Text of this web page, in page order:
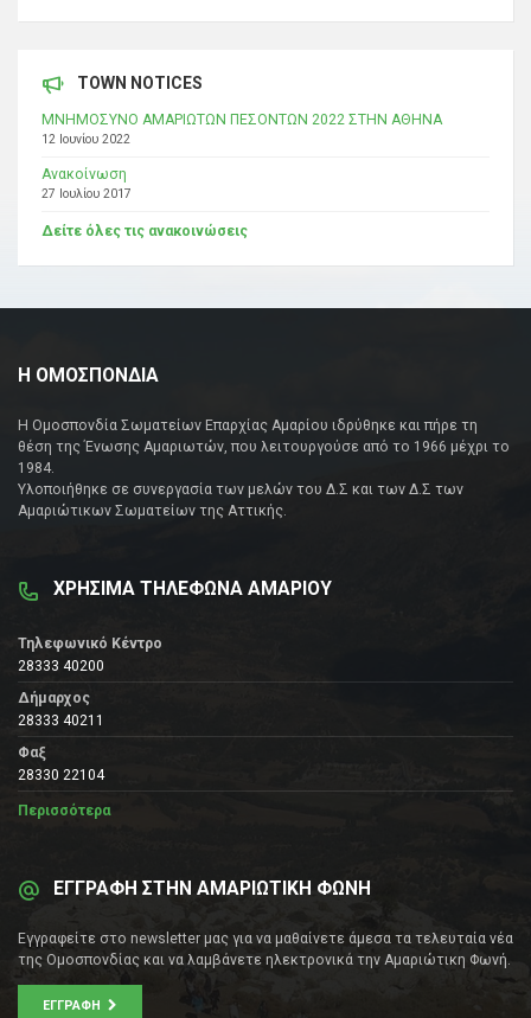
TOWN NOTICES
ΜΝΗΜΟΣΥΝΟ ΑΜΑΡΙΩΤΩΝ ΠΕΣΟΝΤΩΝ 2022 ΣΤΗΝ ΑΘΗΝΑ
12 Ιουνίου 2022
Ανακοίνωση
27 Ιουλίου 2017
Δείτε όλες τις ανακοινώσεις
Η ΟΜΟΣΠΟΝΔΙΑ
Η Ομοσπονδία Σωματείων Επαρχίας Αμαρίου ιδρύθηκε και πήρε τη
θέση της Ένωσης Αμαριωτών, που λειτουργούσε από το 1966 μέχρι το
1984.
Υλοποιήθηκε σε συνεργασία των μελών του Δ.Σ και των Δ.Σ των
Αμαριώτικων Σωματείων της Αττικής.
ΧΡΗΣΙΜΑ ΤΗΛΕΦΩΝΑ ΑΜΑΡΙΟΥ
Τηλεφωνικό Κέντρο
28333 40200
Δήμαρχος
28333 40211
Φαξ
28330 22104
Περισσότερα
ΕΓΓΡΑΦΗ ΣΤΗΝ ΑΜΑΡΙΩΤΙΚΗ ΦΩΝΗ
Εγγραφείτε στο newsletter μας για να μαθαίνετε άμεσα τα τελευταία νέα
της Ομοσπονδίας και να λαμβάνετε ηλεκτρονικά την Αμαριώτικη Φωνή.
ΕΓΓΡΑΦΉ